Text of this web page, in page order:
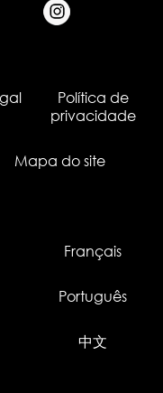
Política de
privacidade
Mapa do site
Français
Português
中文